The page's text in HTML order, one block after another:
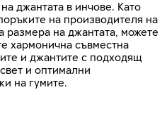
джантата в инчове. Като
на производителя на
размера на джантата, можете
хармонична съвместна
и джантите с подходящ
и оптимални
на гумите.